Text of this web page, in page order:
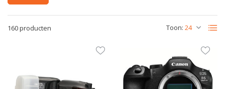
160 producten Toon: